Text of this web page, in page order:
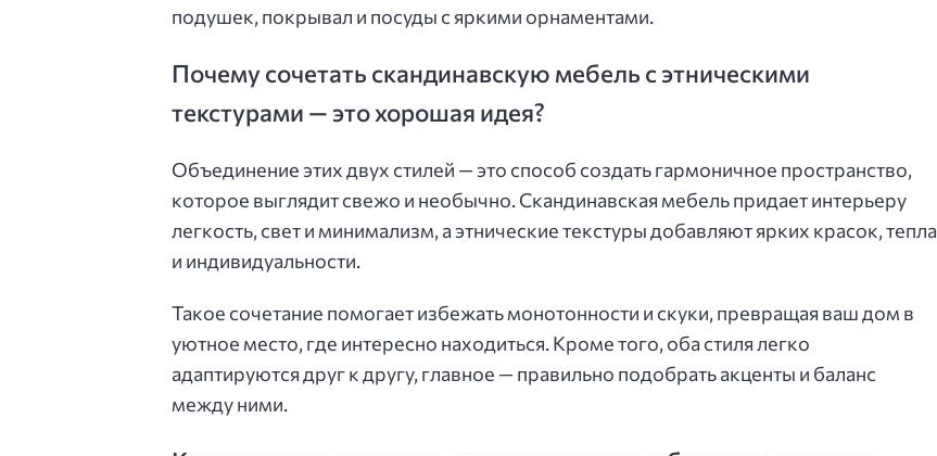
подушек, покрывал и посуды с яркими орнаментами.
Почему сочетать скандинавскую мебель с этническими
текстурами — это хорошая идея?
Объединение этих двух стилей — это способ создать гармоничное пространство,
которое выглядит свежо и необычно. Скандинавская мебель придает интерьеру
легкость, свет и минимализм, а этнические текстуры добавляют ярких красок, тепла
и индивидуальности.
Такое сочетание помогает избежать монотонности и скуки, превращая ваш дом в
уютное место, где интересно находиться. Кроме того, оба стиля легко
адаптируются друг к другу, главное — правильно подобрать акценты и баланс
между ними.